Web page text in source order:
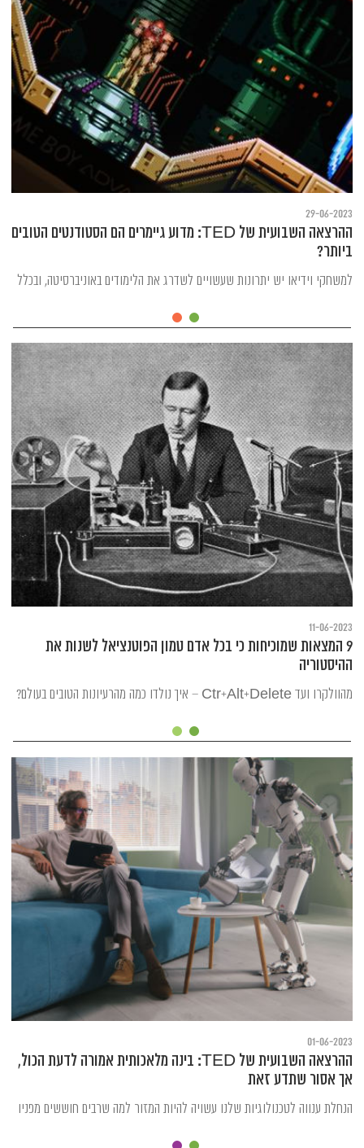
29-06-2023
ההרצאה השבועית של TED: מדוע גיימרים הם הסטודנטים הטובים
ביותר?
למשחקי וידיאו יש יתרונות שעשויים לשדרג את הלימודים באוניברסיטה, ובכלל
11-06-2023
9 המצאות שמוכיחות כי בכל אדם טמון הפוטנציאל לשנות את
ההיסטוריה
מהוולקרו ועד Ctr+Alt+Delete – איך נולדו כמה מהרעיונות הטובים בעולם?
01-06-2023
ההרצאה השבועית של TED: בינה מלאכותית אמורה לדעת הכול,
אך אסור שתדע זאת
הנחלת ענווה לטכנולוגיות שלנו עשויה להיות המזור למה שרבים חוששים מפניו